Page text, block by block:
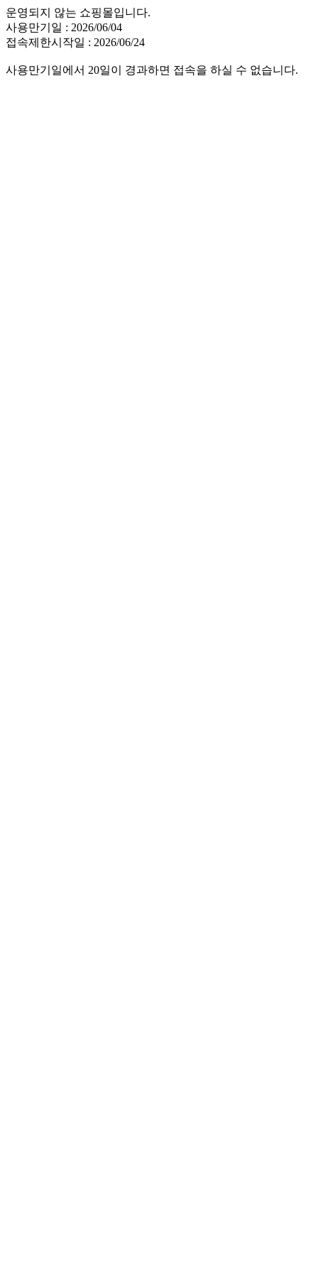
운영되지 않는 쇼핑몰입니다.
사용만기일 : 2026/06/04
접속제한시작일 : 2026/06/24
사용만기일에서 20일이 경과하면 접속을 하실 수 없습니다.